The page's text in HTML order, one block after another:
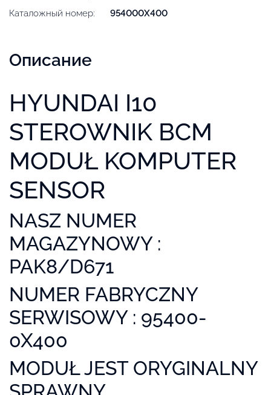
Каталожный номер:
954000X400
Описание
HYUNDAI I10
STEROWNIK BCM
MODUŁ KOMPUTER
SENSOR
NASZ NUMER
MAGAZYNOWY :
PAK8/D671
NUMER FABRYCZNY
SERWISOWY : 95400-
0X400
MODUŁ JEST ORYGINALNY